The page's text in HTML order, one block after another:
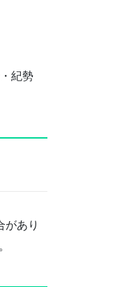
紀勢
があり